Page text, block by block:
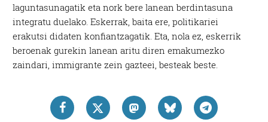
laguntasunagatik eta nork bere lanean berdintasuna
integratu duelako. Eskerrak, baita ere, politikariei
erakutsi didaten konfiantzagatik. Eta, nola ez, eskerrik
beroenak gurekin lanean aritu diren emakumezko
zaindari, immigrante zein gazteei, besteak beste.